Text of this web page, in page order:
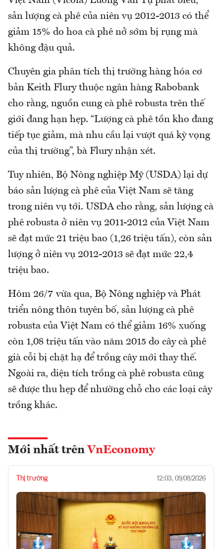
sản lượng cà phê của niên vụ 2012-2013 có thể
giảm 15% do hoa cà phê nở sớm bị rụng mà
không đậu quả.
Chuyên gia phân tích thị trường hàng hóa cơ
bản Keith Flury thuộc ngân hàng Rabobank
cho rằng, nguồn cung cà phê robusta trên thế
giới đang hạn hẹp. “Lượng cà phê tồn kho đang
tiếp tục giảm, mà nhu cầu lại vượt quá kỳ vọng
của thị trường”, bà Flury nhận xét.
Tuy nhiên, Bộ Nông nghiệp Mỹ (USDA) lại dự
báo sản lượng cà phê của Việt Nam sẽ tăng
trong niên vụ tới. USDA cho rằng, sản lượng cà
phê robusta ở niên vụ 2011-2012 của Việt Nam
sẽ đạt mức 21 triệu bao (1,26 triệu tấn), còn sản
lượng ở niên vụ 2012-2013 sẽ đạt mức 22,4
triệu bao.
Hôm 26/7 vừa qua, Bộ Nông nghiệp và Phát
triển nông thôn tuyên bố, sản lượng cà phê
robusta của Việt Nam có thể giảm 16% xuống
còn 1,08 triệu tấn vào năm 2015 do cây cà phê
già cỗi bị chặt hạ để trồng cây mới thay thế.
Ngoài ra, diện tích trồng cà phê robusta cũng
sẽ được thu hẹp để nhường chỗ cho các loại cây
trồng khác.
Mới nhất trên VnEconomy
Thị trường 12:03, 09/08/2026